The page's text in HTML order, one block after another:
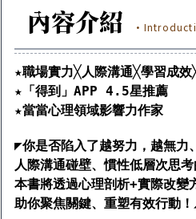
內容介紹
★職場實力╳人際溝通╳學習成效
★「得到」APP 4.5星推薦
★當當心理領域影響力作家
◤你是否陷入了越努力，越無力、
人際溝通碰壁、慣性低層次思
本書將透過心理剖析+實際改變
助你聚焦關鍵、重塑有效行動